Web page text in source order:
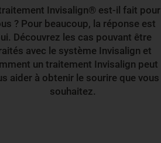
Invisalign® est-il fait pour
? Pour beaucoup, la réponse est
Découvrez les cas pouvant être
avec le système Invisalign et
un traitement Invisalign peut
aider à obtenir le sourire que vous
souhaitez.